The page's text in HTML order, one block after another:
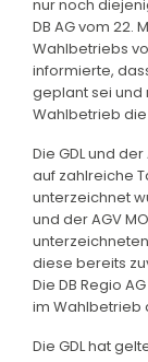
nur noch
DB AG vom 22.
Wahlbetriebs
informierte,
geplant sei und
Wahlbetrieb
Die GDL und
auf zahlreiche
unterzeichnet
und der AGV
diese bereits
Die DB Regio
im Wahlbetrieb
Die GDL hat